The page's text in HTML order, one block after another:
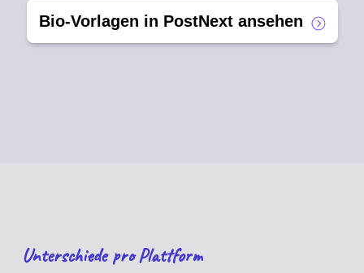
Bio-Vorlagen in PostNext ansehen
Unterschiede pro Plattform